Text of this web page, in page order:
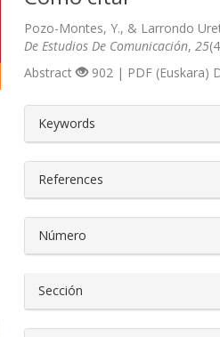
Pozo-Montes, Y., & Larrondo
De Estudios De Comunicación, 25
Abstract 902 | PDF (Euskara)
Keywords
References
Número
Sección